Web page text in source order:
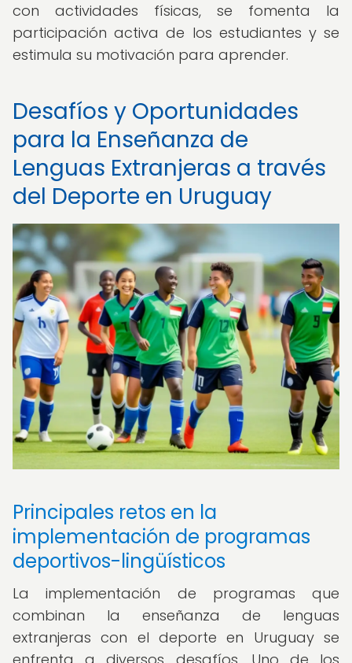
con actividades físicas, se fomenta la
participación activa de los estudiantes y se
estimula su motivación para aprender.
Desafíos y Oportunidades
para la Enseñanza de
Lenguas Extranjeras a través
del Deporte en Uruguay
Principales retos en la
implementación de programas
deportivos-lingüísticos
La implementación de programas que
combinan la enseñanza de lenguas
extranjeras con el deporte en Uruguay se